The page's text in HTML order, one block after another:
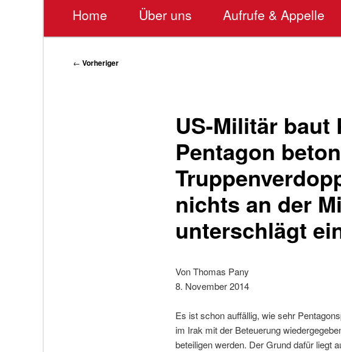
Home Über uns Aufrufe & Appelle
Beitragsnavigation
← Vorheriger
US-Militär baut
Pentagon
nichts an der
unterschlägt
Von Thomas Pany
8. November 2014
Es ist schon auffällig, wie sehr
im Irak mit der Beteuerung
beteiligen werden. Der Grund dafür liegt